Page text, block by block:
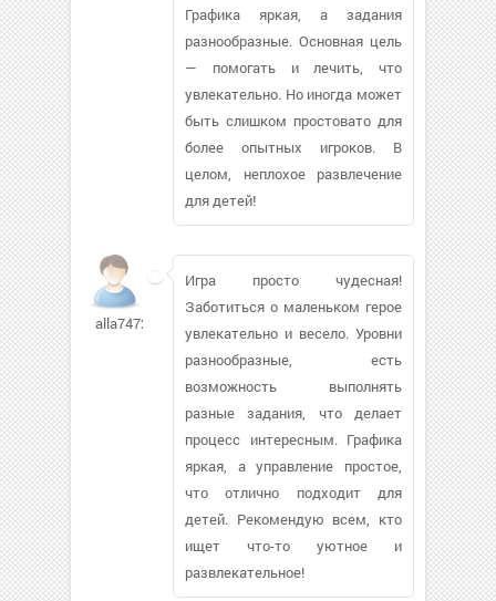
Графика яркая, а задания
разнообразные. Основная цель
— помогать и лечить, что
увлекательно. Но иногда может
быть слишком простовато для
более опытных игроков. В
целом, неплохое развлечение
для детей!
alla74726
Игра просто чудесная!
Заботиться о маленьком герое
увлекательно и весело. Уровни
разнообразные, есть
возможность выполнять
разные задания, что делает
процесс интересным. Графика
яркая, а управление простое,
что отлично подходит для
детей. Рекомендую всем, кто
ищет что-то уютное и
развлекательное!